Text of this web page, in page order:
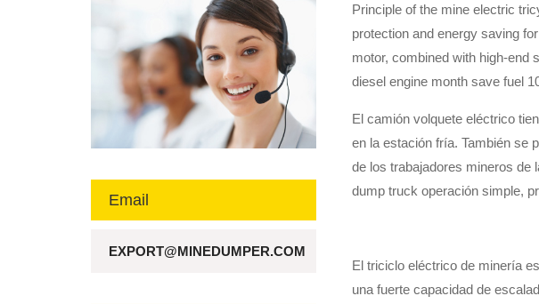
Email
EXPORT@MINEDUMPER.COM
Principle of the mine electric
protection and energy saving
motor, combined with high-end
diesel engine month save fuel
El camión volquete eléctrico
en la estación fría. También se
de los trabajadores mineros de
dump truck operación simple,
El triciclo eléctrico de minería
una fuerte capacidad de